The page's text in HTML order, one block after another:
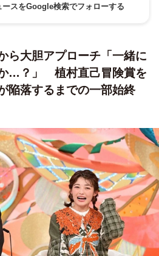
ースをGoogle検索でフォローする
ら大胆アプローチ「一緒に
…？」 植村直己冒険賞を
陥落するまでの一部始終